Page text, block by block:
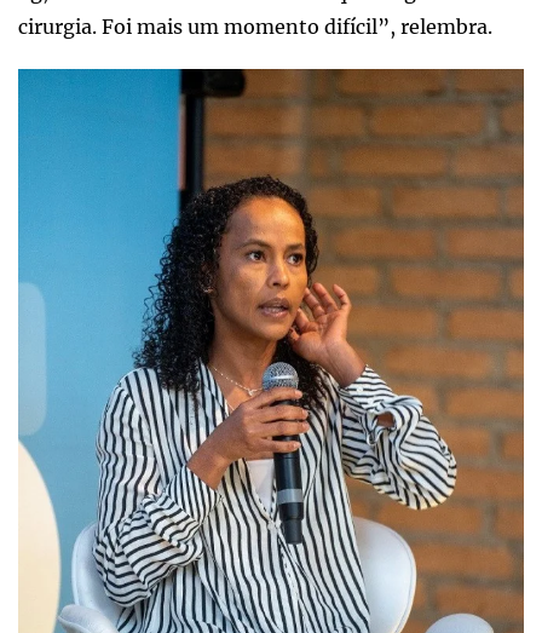
cirurgia. Foi mais um momento difícil”, relembra.